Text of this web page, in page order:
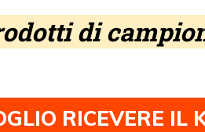
di
RICEVERE IL